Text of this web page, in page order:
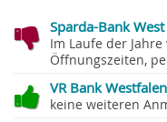
Sparda-Bank
Im Laufe der
Öffnungszeiten,
VR Bank
keine weiteren